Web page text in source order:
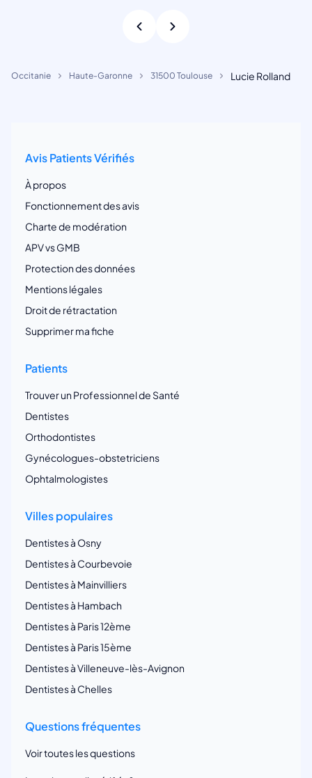
Occitanie Haute-Garonne 31500 Toulouse Lucie Rolland
Avis Patients Vérifiés
À propos
Fonctionnement des avis
Charte de modération
APV vs GMB
Protection des données
Mentions légales
Droit de rétractation
Supprimer ma fiche
Patients
Trouver un Professionnel de Santé
Dentistes
Orthodontistes
Gynécologues-obstetriciens
Ophtalmologistes
Villes populaires
Dentistes à Osny
Dentistes à Courbevoie
Dentistes à Mainvilliers
Dentistes à Hambach
Dentistes à Paris 12ème
Dentistes à Paris 15ème
Dentistes à Villeneuve-lès-Avignon
Dentistes à Chelles
Questions fréquentes
Voir toutes les questions